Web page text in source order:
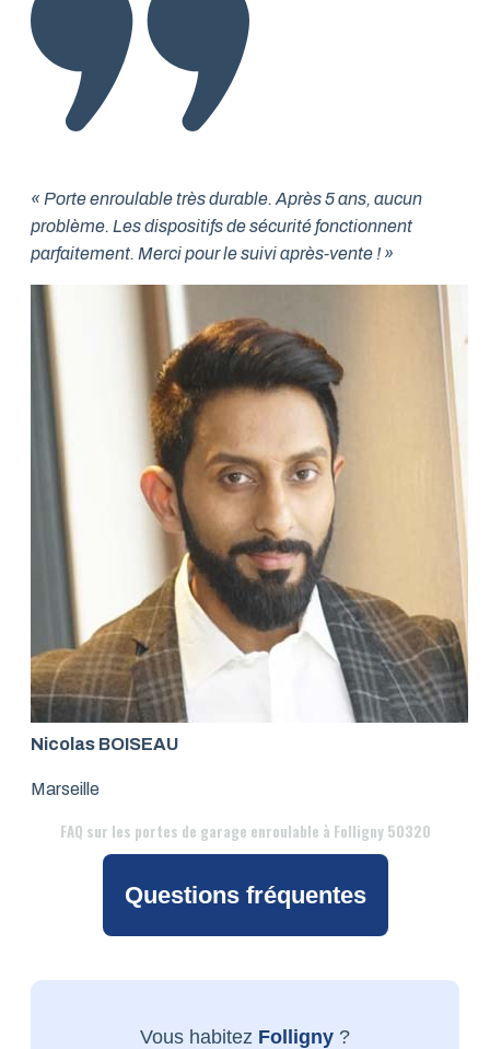
« Porte enroulable très durable. Après 5 ans, aucun
problème. Les dispositifs de sécurité fonctionnent
parfaitement. Merci pour le suivi après-vente ! »
Nicolas BOISEAU
Marseille
FAQ sur les portes de garage enroulable à Folligny 50320
Questions fréquentes
Vous habitez Folligny ?